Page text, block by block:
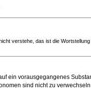
verstehe, das ist die
ein vorausgegangenes
sind nicht zu